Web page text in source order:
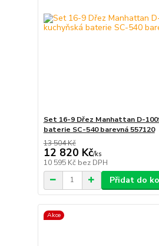
Set 16-9 Dřez Manhattan D-
baterie SC-540 barevná 557120
13 504 Kč
12 820 Kč/ks
10 595 Kč bez DPH
Přidat do
Akce